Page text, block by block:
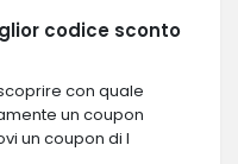
codice sconto
con quale
un coupon
un coupon di I